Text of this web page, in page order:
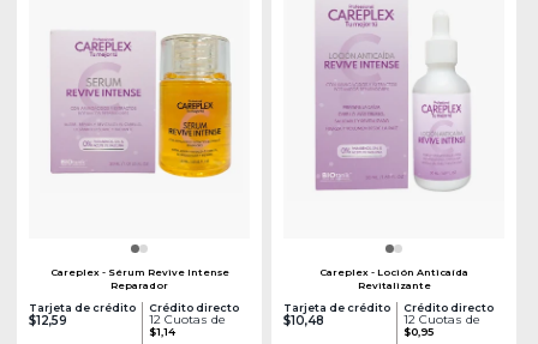
Careplex - Sérum Revive Intense
Reparador
Tarjeta de crédito
$12,59
Crédito directo
12 Cuotas de
$1,14
Careplex - Loción Anticaída
Revitalizante
Tarjeta de crédito
$10,48
Crédito directo
12 Cuotas de
$0,95